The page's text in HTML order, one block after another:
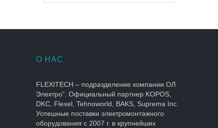
О НАС
FLEXITECH – подразделение компании ОЛ
Электро”. Официальный партнер KOPOS,
DKC, Flexel, Tehnoworld, BAKS, Suprema Inc.
Успешные поставки электромонтажного
оборудования с 2007 г. в крупнейших